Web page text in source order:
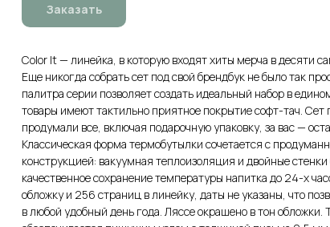
Заказать
Color It — линейка, в которую входят хиты мерча в десяти
Еще никогда собрать сет под свой брендбук не было так
палитра серии позволяет создать идеальный набор в
товары имеют тактильно приятное покрытие софт-тач. Сет
продумали все, включая подарочную упаковку, за вас —
Классическая форма термобутылки сочетается с
конструкцией: вакуумная теплоизоляция и двойные
качественное сохранение температуры напитка до 24-х
обложку и 256 страниц в линейку, даты не указаны, что
в любой удобный день года. Ляссе окрашено в тон обложки.